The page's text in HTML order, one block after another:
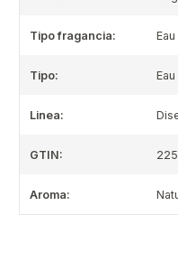
Tipo fragancia:
Tipo:
Linea:
GTIN:
Aroma: